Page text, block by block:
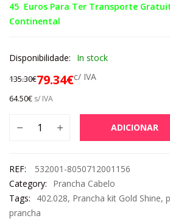
45 Euros Para Ter Transporte
Continental
Disponibilidade: In stock
135.30€79.34€c/ IVA
64.50€ s/ IVA
ADICIONAR
REF:
532001-8050712001156
Category:
Prancha Cabelo
Tags:
402.028, Prancha kit Gold Shine,
prancha